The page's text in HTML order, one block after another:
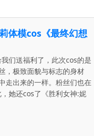
体模cos《最终幻想
们送福利了，此次cos的是
，极致面貌与标志的身材
走出来的一样。粉丝们也在
她还cos了《胜利女神:妮